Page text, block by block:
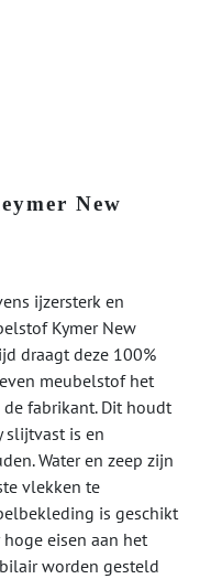
New
ijzersterk en
Kymer New
draagt deze 100%
meubelstof het
fabrikant. Dit houdt
slijtvast is en
Water en zeep zijn
vlekken te
is geschikt
eisen aan het
worden gesteld